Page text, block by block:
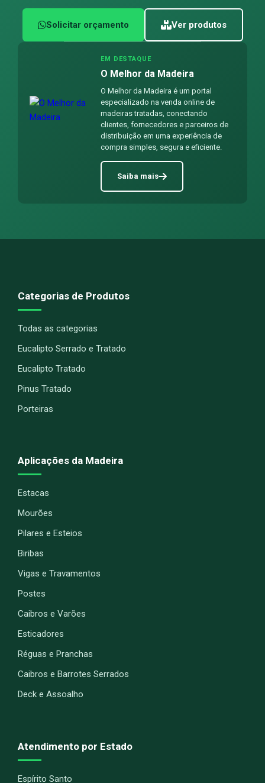
Solicitar orçamento Ver produtos
EM DESTAQUE
O Melhor da Madeira
O Melhor da Madeira é um portal
especializado na venda online de
madeiras tratadas, conectando
clientes, fornecedores e parceiros de
distribuição em uma experiência de
compra simples, segura e eficiente.
Saiba mais
Categorias de Produtos
Todas as categorias
Eucalipto Serrado e Tratado
Eucalipto Tratado
Pinus Tratado
Porteiras
Aplicações da Madeira
Estacas
Mourões
Pilares e Esteios
Biribas
Vigas e Travamentos
Postes
Caibros e Varões
Esticadores
Réguas e Pranchas
Caibros e Barrotes Serrados
Deck e Assoalho
Atendimento por Estado
Espírito Santo